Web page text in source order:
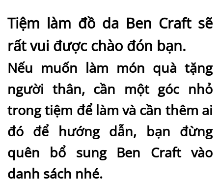
Tiệm làm đồ da Ben Craft sẽ
rất vui được chào đón bạn.
Nếu muốn làm món quà tặng
người thân, cần một góc nhỏ
trong tiệm để làm và cần thêm ai
đó để hướng dẫn, bạn đừng
quên bổ sung Ben Craft vào
danh sách nhé.